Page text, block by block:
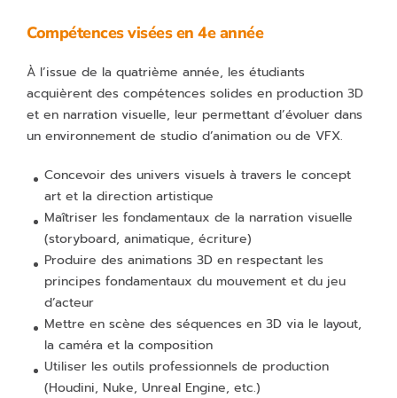
Compétences visées en 4e année
À l’issue de la quatrième année, les étudiants
acquièrent des compétences solides en production 3D
et en narration visuelle, leur permettant d’évoluer dans
un environnement de studio d’animation ou de VFX.
Concevoir des univers visuels à travers le concept
art et la direction artistique
Maîtriser les fondamentaux de la narration visuelle
(storyboard, animatique, écriture)
Produire des animations 3D en respectant les
principes fondamentaux du mouvement et du jeu
d’acteur
Mettre en scène des séquences en 3D via le layout,
la caméra et la composition
Utiliser les outils professionnels de production
(Houdini, Nuke, Unreal Engine, etc.)